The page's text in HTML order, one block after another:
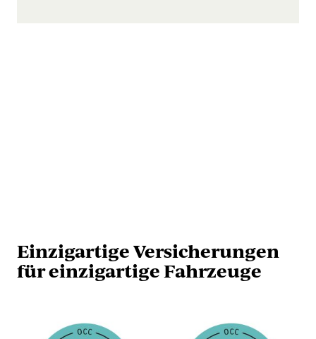
Einzigartige Versicherungen
für einzigartige Fahrzeuge